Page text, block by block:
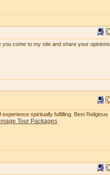
come to my site and share your opinions.
spiritually fulfilling. Best Religious
Tour Packages